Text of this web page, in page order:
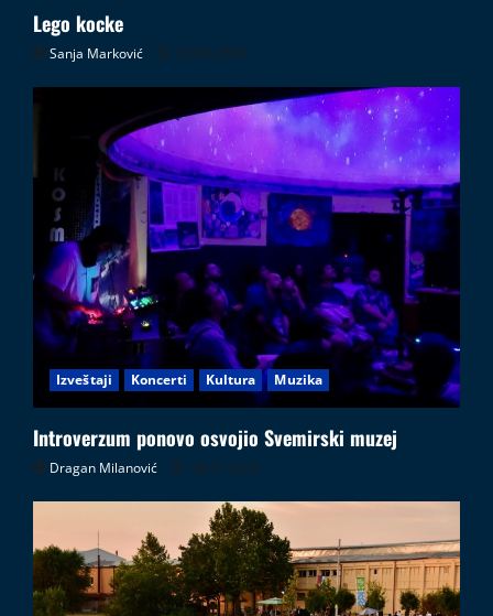
Lego kocke
Sanja Marković 02.08.2026
Izveštaji Koncerti Kultura Muzika
Introverzum ponovo osvojio Svemirski muzej
Dragan Milanović 28.07.2026